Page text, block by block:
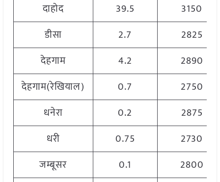
दाहोद
39.5
3150
डीसा
2.7
2825
देहगाम
4.2
2890
देहगाम(रेखियाल)
0.7
2750
धनेरा
0.2
2875
धरी
0.75
2730
जम्बूसर
0.1
2800